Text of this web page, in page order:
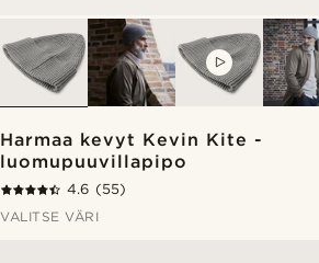
Harmaa kevyt Kevin Kite -
luomupuuvillapipo
4.6 (55)
VALITSE VÄRI